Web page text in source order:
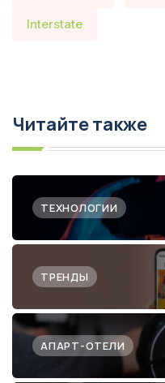
Interstate
Читайте также
ТЕХНОЛОГИИ
ТРЕНДЫ
АПАРТ-ОТЕЛИ